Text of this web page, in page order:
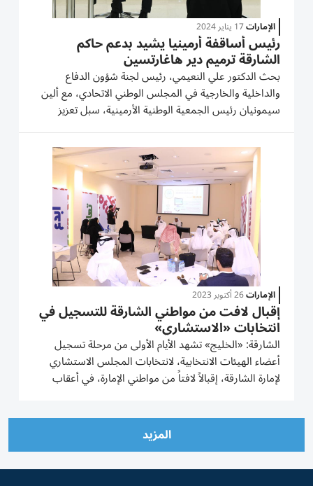
الإمارات17 يناير 2024
رئيس أساقفة أرمينيا يشيد بدعم حاكم
الشارقة ترميم دير هاغارتسين
بحث الدكتور علي النعيمي، رئيس لجنة شؤون الدفاع
والداخلية والخارجية في المجلس الوطني الاتحادي، مع ألين
سيمونيان رئيس الجمعية الوطنية الأرمينية، سبل تعزيز
التعاون الثنائي والبرلماني بين البلدين والبرلمانين الصديقين.
وجرى خلال اللقاء التأكيد على أهمية توطيد العلاقات...
الإمارات26 أكتوبر 2023
إقبال لافت من مواطني الشارقة للتسجيل في
انتخابات «الاستشاري»
الشارقة: «الخليج» تشهد الأيام الأولى من مرحلة تسجيل
أعضاء الهيئات الانتخابية، لانتخابات المجلس الاستشاري
لإمارة الشارقة، إقبالاً لافتاً من مواطني الإمارة، في أعقاب
المزيد